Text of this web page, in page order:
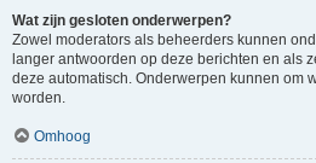
Wat zijn gesloten onderwerpen?
Zowel moderators als beheerders kunnen
langer antwoorden op deze berichten en als
deze automatisch. Onderwerpen kunnen om
worden.
Omhoog